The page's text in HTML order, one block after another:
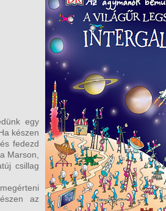
egy
készen
fedezd
Marson,
csillag
az